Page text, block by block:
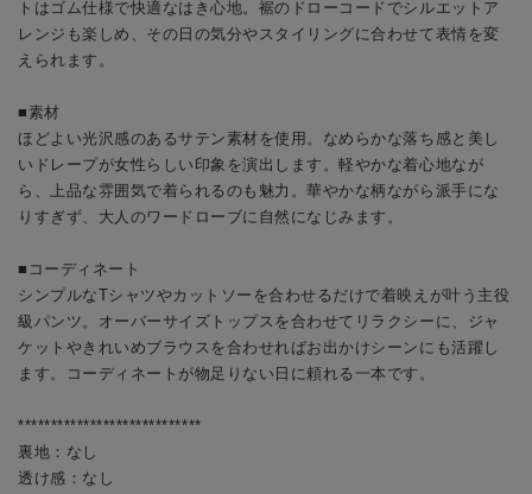
トはゴム仕様で快適なはき心地。裾のドローコードでシルエットア
レンジも楽しめ、その日の気分やスタイリングに合わせて表情を変
えられます。
■素材
ほどよい光沢感のあるサテン素材を使用。なめらかな落ち感と美し
いドレープが女性らしい印象を演出します。軽やかな着心地なが
ら、上品な雰囲気で着られるのも魅力。華やかな柄ながら派手にな
りすぎず、大人のワードローブに自然になじみます。
■コーディネート
シンプルなTシャツやカットソーを合わせるだけで着映えが叶う主役
級パンツ。オーバーサイズトップスを合わせてリラクシーに、ジャ
ケットやきれいめブラウスを合わせればお出かけシーンにも活躍し
ます。コーディネートが物足りない日に頼れる一本です。
****************************
裏地：なし
透け感：なし